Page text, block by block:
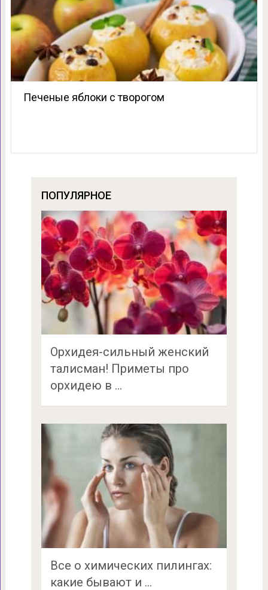
Печеные яблоки с творогом
ПОПУЛЯРНОЕ
Орхидея-сильный женский
талисман! Приметы про
орхидею в …
Все о химических пилингах:
какие бывают и …